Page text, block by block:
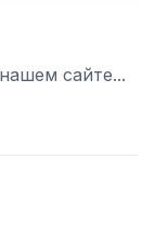
сайте...